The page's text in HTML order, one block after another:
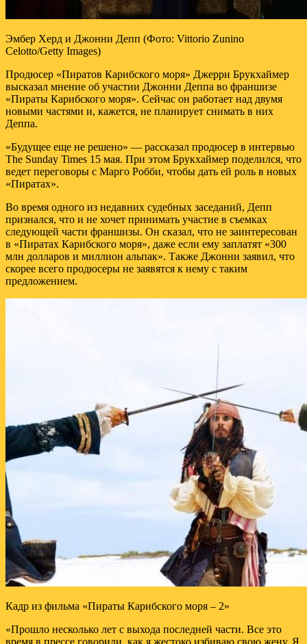
Эмбер Херд и Джонни Депп (Фото: Vittorio Zunino
Celotto/Getty Images)
Продюсер «Пиратов Карибского моря» Джерри Брукхаймер
высказал мнение об участии Джонни Деппа во франшизе
«Пираты Карибского моря». Сейчас он работает над двумя
новыми частями и, кажется, не планирует снимать в них
Деппа.
«Будущее еще не решено» — рассказал продюсер в интервью
The Sunday Times 15 мая. При этом Брукхаймер поделился, что
ведет переговоры с Марго Робби, чтобы дать ей роль в новых
«Пиратах».
Во время одного из недавних судебных заседаний, Депп
признался, что и не хочет принимать участие в съемках
следующей части франшизы. Он сказал, что не заинтересован
в «Пиратах Карибского моря», даже если ему заплатят «300
млн долларов и миллион альпак». Также Джонни заявил, что
скорее всего продюсеры не заявятся к нему с таким
предложением.
Кадр из фильма «Пираты Карибского моря – 2»
«Прошло несколько лет с выхода последней части. Все это
время в прессе говорили, как я жестоко избиваю свою жену. Я